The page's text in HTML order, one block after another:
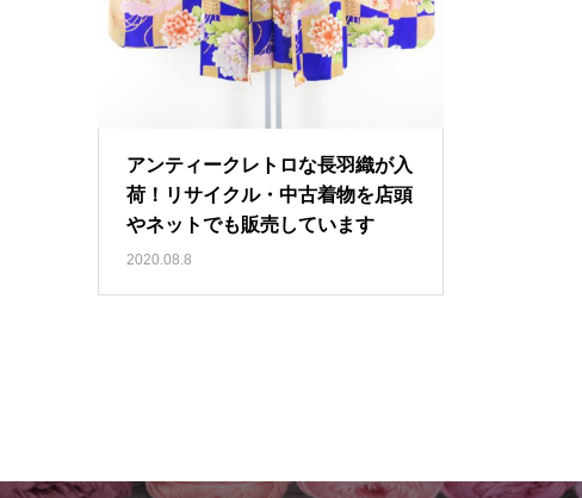
アンティークレトロな長羽織が入
荷！リサイクル・中古着物を店頭
やネットでも販売しています
2020.08.8